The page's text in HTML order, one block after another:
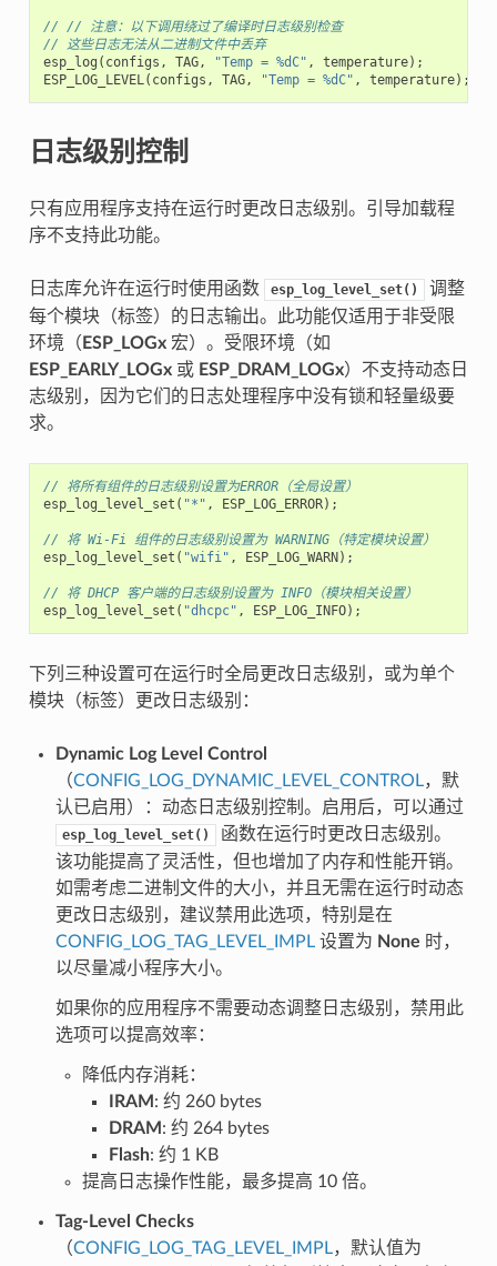
// // 注意：以下调用绕过了编译时日志级别检查
// 这些日志无法从二进制文件中丢弃
esp_log ( configs , TAG, "Temp = %dC" , temperature);
ESP_LOG_LEVEL( configs , TAG, "Temp = %dC" , temperature);
日志级别控制
只有应用程序支持在运行时更改日志级别。引导加载程
序不支持此功能。
日志库允许在运行时使用函数 esp_log_level_set()
调整
每个模块（标签）的日志输出。此功能仅适用于非受限
环境（ ESP_LOGx宏）。受限环境（如
ESP_EARLY_LOGx或 ESP_DRAM_LOGx）不支持动态日
志级别，因为它们的日志处理程序中没有锁和轻量级要
求。
// 将所有组件的日志级别设置为ERROR（全局设置）
esp_log_level_set ( "*" , ESP_LOG_ERROR);
// 将 Wi-Fi 组件的日志级别设置为 WARNING（特定模块设置）
esp_log_level_set ( "wifi" , ESP_LOG_WARN);
// 将 DHCP 客户端的日志级别设置为 INFO（模块相关设置）
esp_log_level_set ( "dhcpc" , ESP_LOG_INFO);
下列三种设置可在运行时全局更改日志级别，或为单个
模块（标签）更改日志级别：
Dynamic Log Level Control
（CONFIG_LOG_DYNAMIC_LEVEL_CONTROL，默
认已启用）：动态日志级别控制。启用后，可以通过
esp_log_level_set()
函数在运行时更改日志级别。
该功能提高了灵活性，但也增加了内存和性能开销。
如需考虑二进制文件的大小，并且无需在运行时动态
更改日志级别，建议禁用此选项，特别是在
CONFIG_LOG_TAG_LEVEL_IMPL设置为 None 时，
以尽量减小程序大小。
如果你的应用程序不需要动态调整日志级别，禁用此
选项可以提高效率：
降低内存消耗：
IRAM : 约 260 bytes
DRAM : 约 264 bytes
Flash: 约 1 KB
提高日志操作性能，最多提高 10 倍。
Tag-Level Checks
（CONFIG_LOG_TAG_LEVEL_IMPL，默认值为